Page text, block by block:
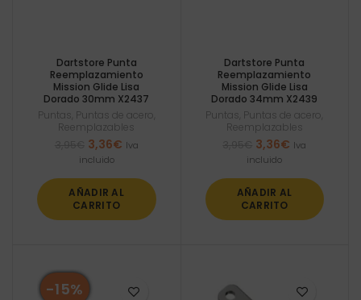
Dartstore Punta
Reemplazamiento
Mission Glide Lisa
Dorado 30mm X2437
Puntas Puntas de acero
Reemplazables
El
precio
era:
3,95€.
3,36€El
es:
3,36€.
Iva
incluido
AÑADIR AL
CARRITO
Dartstore Punta
Reemplazamiento
Mission Glide Lisa
Dorado 34mm X2439
Puntas Puntas de acero
Reemplazables
El
precio
era:
3,95€.
3,36€ El
3,36€.
Iva
incluido
AÑADIR AL
CARRITO
-15%